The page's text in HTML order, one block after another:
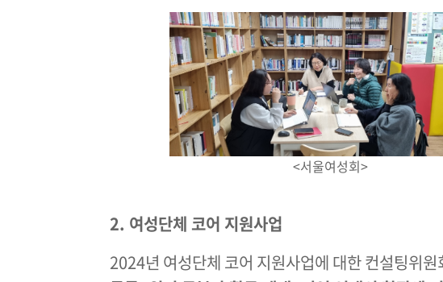
<서울여성회>
2. 여성단체 코어 지원사업
2024년 여성단체 코어 지원사업에 대한 컨설팅위